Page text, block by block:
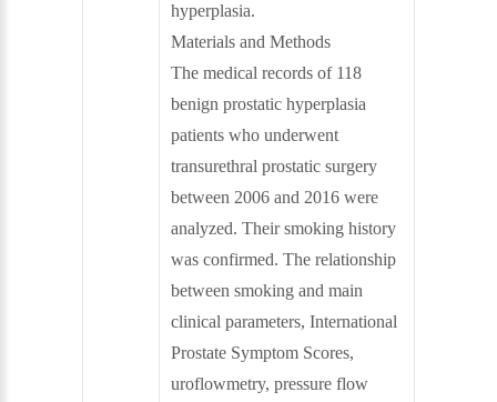
hyperplasia.
Materials and Methods
The medical records of 118
benign prostatic hyperplasia
patients who underwent
transurethral prostatic surgery
between 2006 and 2016 were
analyzed. Their smoking history
was confirmed. The relationship
between smoking and main
clinical parameters, International
Prostate Symptom Scores,
uroflowmetry, pressure flow